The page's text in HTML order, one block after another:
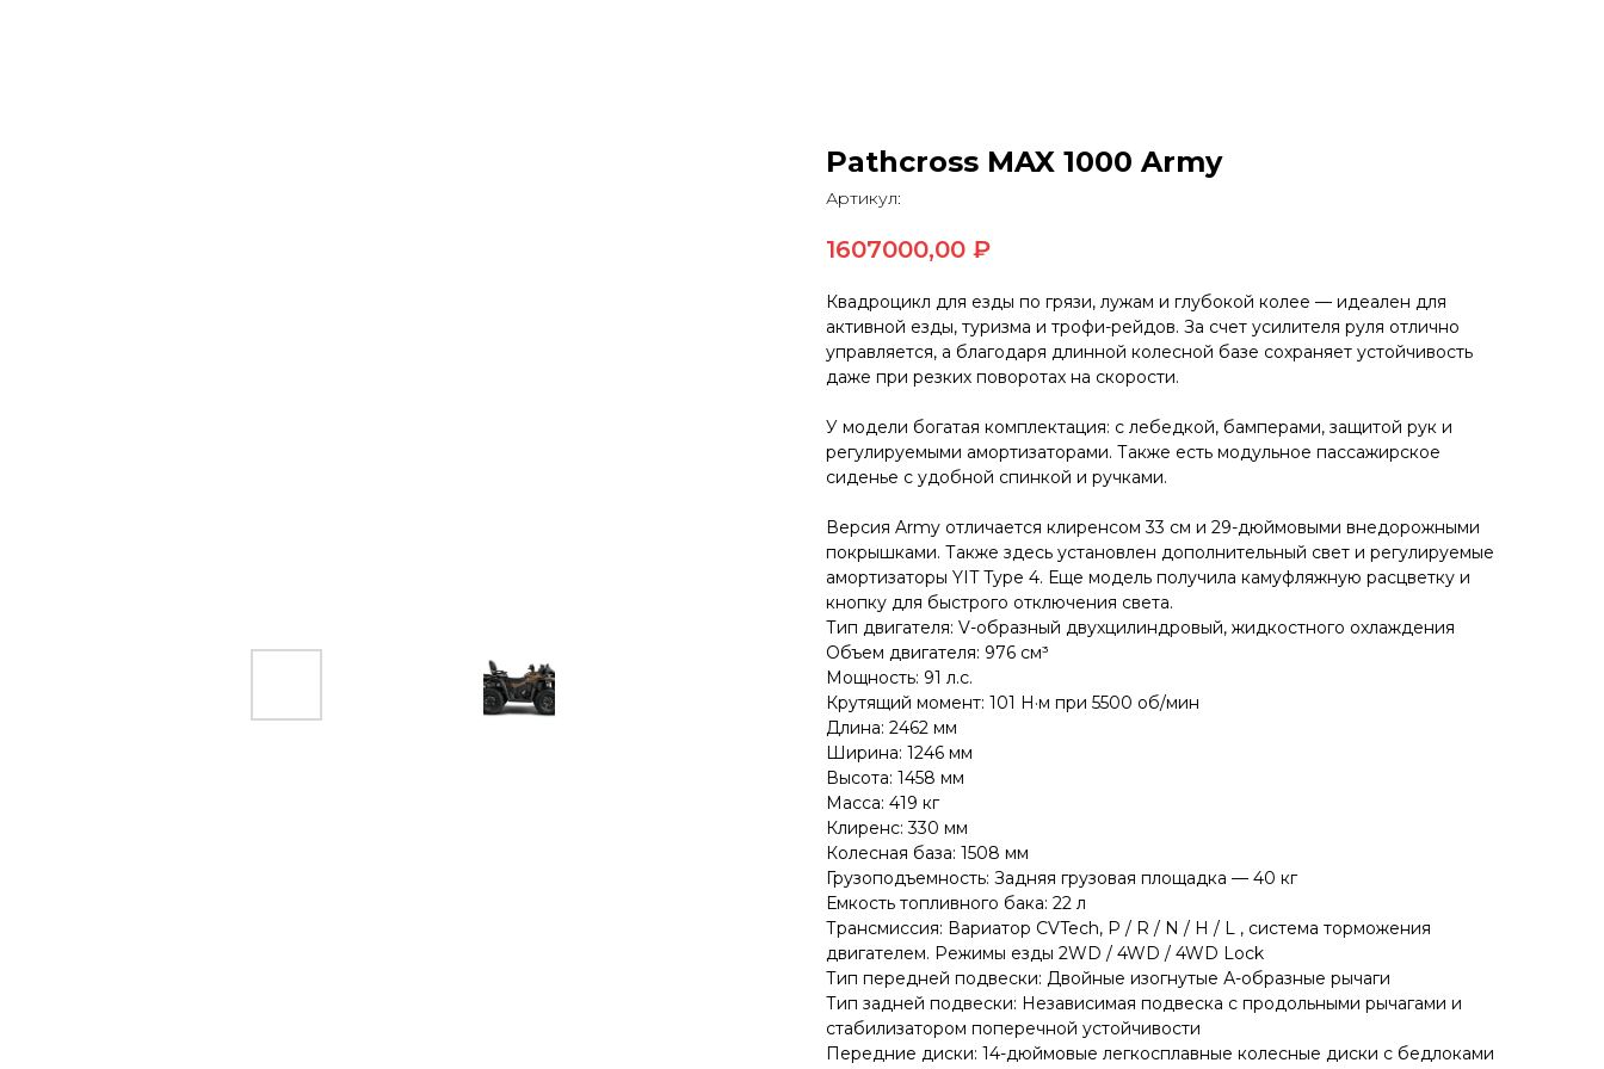
Pathcross MAX 1000 Army
Артикул:
1607000,00 ₽
Квадроцикл для езды по грязи, лужам и глубокой колее — идеален для
активной езды, туризма и трофи-рейдов. За счет усилителя руля отлично
управляется, а благодаря длинной колесной базе сохраняет устойчивость
даже при резких поворотах на скорости.
У модели богатая комплектация: с лебедкой, бамперами, защитой рук и
регулируемыми амортизаторами. Также есть модульное пассажирское
сиденье с удобной спинкой и ручками.
Версия Army отличается клиренсом 33 см и 29-дюймовыми внедорожными
покрышками. Также здесь установлен дополнительный свет и регулируемые
амортизаторы YIT Type 4. Еще модель получила камуфляжную расцветку и
кнопку для быстрого отключения света.
Тип двигателя: V-образный двухцилиндровый, жидкостного охлаждения
Объем двигателя: 976 см³
Мощность: 91 л.с.
Крутящий момент: 101 Н·м при 5500 об/мин
Длина: 2462 мм
Ширина: 1246 мм
Высота: 1458 мм
Масса: 419 кг
Клиренс: 330 мм
Колесная база: 1508 мм
Грузоподъемность: Задняя грузовая площадка — 40 кг
Емкость топливного бака: 22 л
Трансмиссия: Вариатор CVTech, P / R / N / H / L , система торможения
двигателем. Режимы езды 2WD / 4WD / 4WD Lock
Тип передней подвески: Двойные изогнутые А-образные рычаги
Тип задней подвески: Независимая подвеска с продольными рычагами и
стабилизатором поперечной устойчивости
Передние диски: 14-дюймовые легкосплавные колесные диски с бедлоками